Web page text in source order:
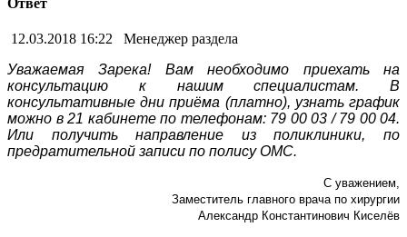
Ответ
12.03.2018 16:22
Менеджер раздела
Уважаемая Зарека! Вам необходимо приехать на
консультацию к нашим специалистам. В
консультативные дни приёма (платно), узнать график
можно в 21 кабинете по телефонам: 79 00 03 / 79 00 04.
Или получить направление из поликлиники, по
предратительной записи по полису ОМС.
С уважением,
Заместитель главного врача по хирургии
Александр Константинович Киселёв